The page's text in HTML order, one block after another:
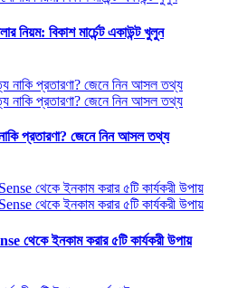
নিয়ম: বিকাশ মার্চেন্ট একাউন্ট খুলুন
প্রতারণা? জেনে নিন আসল তথ্য
থেকে ইনকাম করার ৫টি কার্যকরী উপায়